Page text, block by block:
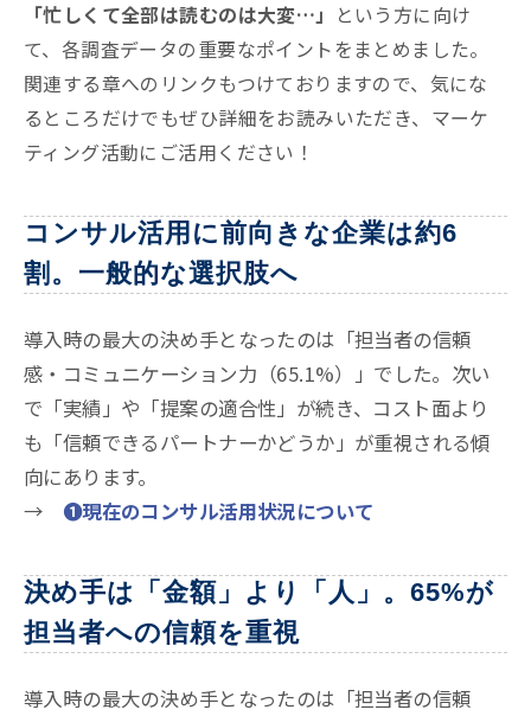
「忙しくて全部は読むのは大変…」
という方に向け
て、各調査データの重要なポイントをまとめました。
関連する章へのリンクもつけておりますので、気にな
るところだけでもぜひ詳細をお読みいただき、マーケ
ティング活動にご活用ください！
コンサル活用に前向きな企業は約6
割。一般的な選択肢へ
導入時の最大の決め手となったのは「担当者の信頼
感・コミュニケーション力（65.1%）」でした。次い
で「実績」や「提案の適合性」が続き、コスト面より
も「信頼できるパートナーかどうか」が重視される傾
向にあります。
→ ❶現在のコンサル活用状況について
決め手は「金額」より「人」。65%が
担当者への信頼を重視
導入時の最大の決め手となったのは「担当者の信頼